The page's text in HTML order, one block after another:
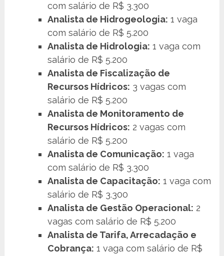
com salário de R$ 3.300
Analista de Hidrogeologia: 1 vaga
com salário de R$ 5.200
Analista de Hidrologia: 1 vaga com
salário de R$ 5.200
Analista de Fiscalização de
Recursos Hídricos: 3 vagas com
salário de R$ 5.200
Analista de Monitoramento de
Recursos Hídricos: 2 vagas com
salário de R$ 5.200
Analista de Comunicação: 1 vaga
com salário de R$ 3.300
Analista de Capacitação: 1 vaga com
salário de R$ 3.300
Analista de Gestão Operacional: 2
vagas com salário de R$ 5.200
Analista de Tarifa, Arrecadação e
Cobrança: 1 vaga com salário de R$